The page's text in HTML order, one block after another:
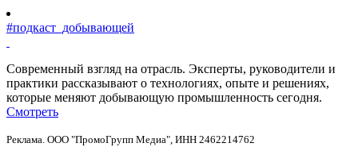
#подкаст_добывающей
Современный взгляд на отрасль. Эксперты, руководители и
практики рассказывают о технологиях, опыте и решениях,
которые меняют добывающую промышленность сегодня.
Смотреть
Реклама. ООО "ПромоГрупп Медиа", ИНН 2462214762